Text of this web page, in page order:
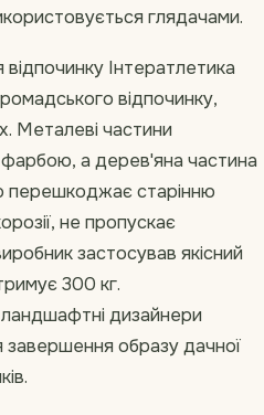
глядачами.
Інтератлетика
відпочинку,
Металеві частини
а дерев'яна частина
перешкоджає старінню
не пропускає
застосував якісний
300 кг.
дизайнери
образу дачної